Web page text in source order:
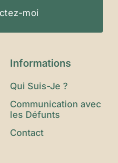
moi
Informations
Qui Suis-Je ?
Communication avec
les Défunts
Contact